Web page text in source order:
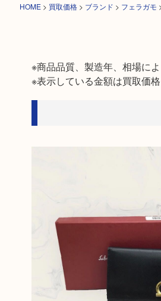
HOME > 買取価格 > ブランド > フェラガモ
※商品品質、製造年、相場に
※表示している金額は買取価